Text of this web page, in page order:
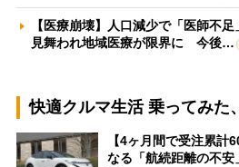
【医療崩壊】人口減少で「医師不
見舞われ地域医療が限界に 今後…
快適クルマ生活 乗ってみた
【4ヶ月間で受注累計
なる「航続距離の不